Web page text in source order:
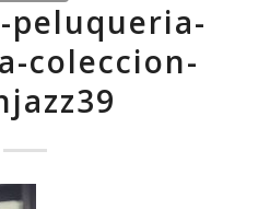
peluqueria-
coleccion-